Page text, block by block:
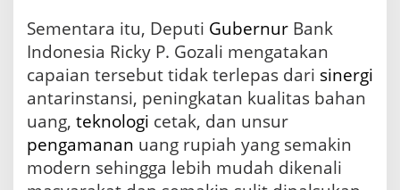
Sementara itu, Deputi Gubernur Bank
Indonesia Ricky P. Gozali mengatakan
capaian tersebut tidak terlepas dari sinergi
antarinstansi, peningkatan kualitas bahan
uang, teknologi cetak, dan unsur
pengamanan uang rupiah yang semakin
modern sehingga lebih mudah dikenali